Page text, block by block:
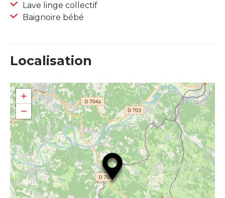
Lave linge collectif
Baignoire bébé
Localisation
+
−